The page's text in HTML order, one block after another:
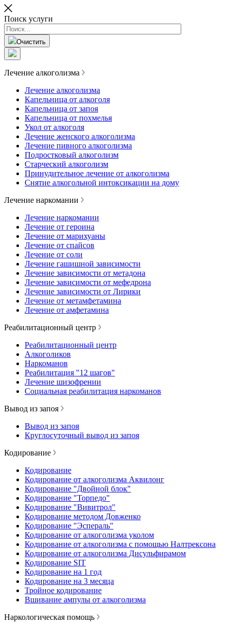
Поиск услуги
Очистить
Лечение алкоголизма
Лечение алкоголизма
Капельница от алкоголя
Капельница от запоя
Капельница от похмелья
Укол от алкоголя
Лечение женского алкоголизма
Лечение пивного алкоголизма
Подростковый алкоголизм
Старческий алкоголизм
Принудительное лечение от алкоголизма
Снятие алкогольной интоксикации на дому
Лечение наркомании
Лечение наркомании
Лечение от героина
Лечение от марихуаны
Лечение от спайсов
Лечение от соли
Лечение гашишной зависимости
Лечение зависимости от метадона
Лечение зависимости от мефедрона
Лечение зависимости от Лирики
Лечение от метамфетамина
Лечение от амфетамина
Реабилитационный центр
Реабилитационный центр
Алкоголиков
Наркоманов
Реабилитация "12 шагов"
Лечение шизофрении
Социальная реабилитация наркоманов
Вывод из запоя
Вывод из запоя
Круглосуточный вывод из запоя
Кодирование
Кодирование
Кодирование от алкоголизма Аквилонг
Кодирование "Двойной блок"
Кодирование "Торпедо"
Кодирование "Вивитрол"
Кодирование методом Довженко
Кодирование "Эспераль"
Кодирование от алкоголизма уколом
Кодирование от алкоголизма с помощью Налтрексона
Кодирование от алкоголизма Дисульфирамом
Кодирование SIT
Кодирование на 1 год
Кодирование на 3 месяца
Тройное кодирование
Вшивание ампулы от алкоголизма
Наркологическая помощь